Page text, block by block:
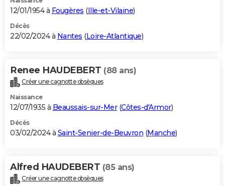
12/01/1954 à Fougères (Ille-et-Vilaine)
Décès
22/02/2024 à Nantes (Loire-Atlantique)
Renee HAUDEBERT (88 ans)
Créer une cagnotte obsèques
Naissance
12/07/1935 à Beaussais-sur-Mer(Côtes-d'Armor)
Décès
03/02/2024 à Saint-Senier-de-Beuvron (Manche)
Alfred HAUDEBERT (85 ans)
Créer une cagnotte obsèques